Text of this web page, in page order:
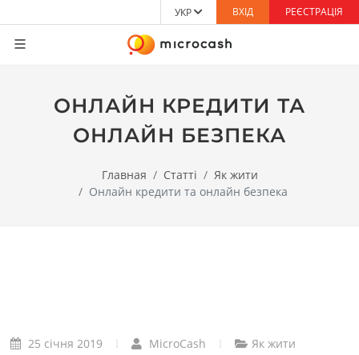
УКР ВХІД РЕЄСТРАЦІЯ
ОНЛАЙН КРЕДИТИ ТА
ОНЛАЙН БЕЗПЕКА
Главная Статті
Як жити
Онлайн кредити та онлайн безпека
25 січня 2019 MicroCash Як жити